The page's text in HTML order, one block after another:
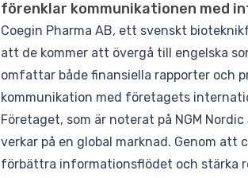
förenklar kommunikationen med
Coegin Pharma AB, ett svenskt
att de kommer att övergå till engelska
omfattar både finansiella rapporter och
kommunikation med företagets
Företaget, som är noterat på NGM
verkar på en global marknad. Genom att
förbättra informationsflödet och stärka